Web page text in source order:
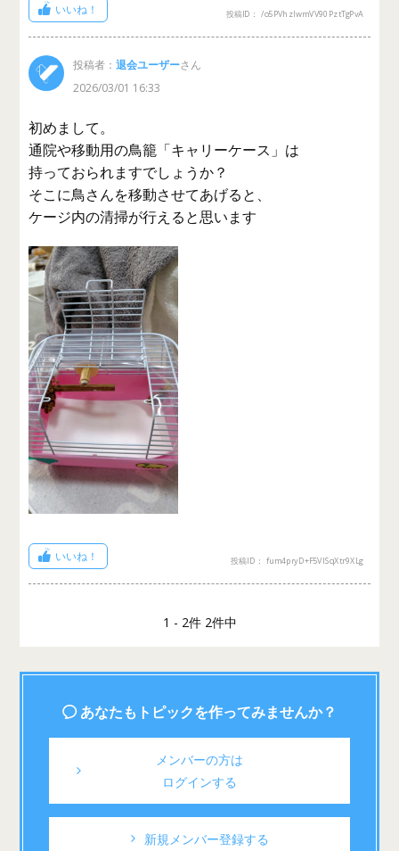
いいね！ 投稿ID： /o5PVhzIwmVV90PztTgPvA
投稿者：退会ユーザーさん
2026/03/01 16:33
初めまして。
通院や移動用の鳥籠「キャリーケース」は
持っておられますでしょうか？
そこに鳥さんを移動させてあげると、
ケージ内の清掃が行えると思います
いいね！ 投稿ID： fum4pryD+F5VISqXtr9XLg
1 - 2件 2件中
あなたもトピックを作ってみませんか？
メンバーの方は
ログインする
新規メンバー登録する